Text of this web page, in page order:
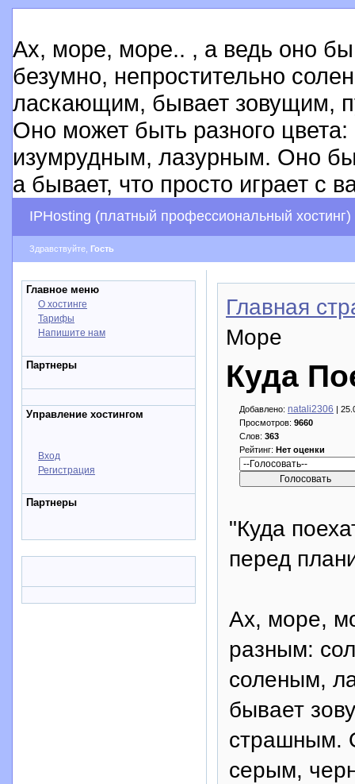
Ах, море, море.. , а ведь оно
безумно, непростительно
ласкающим, бывает зовущим,
Оно может быть разного
изумрудным, лазурным. Оно
а бывает, что просто играет с
IPHosting (платный профессиональный хостинг)
Здравствуйте, Гость
Главное меню
О хостинге
Тарифы
Напишите нам
Партнеры
Управление хостингом
Вход
Регистрация
Партнеры
Главная
Море
Куда
Добавлено: natali2306 |
Просмотров: 9660
Слов: 363
Рейтинг: Нет оценки
"Куда
перед
Ах, море,
разным:
соленым,
бывает
страшным.
серым,